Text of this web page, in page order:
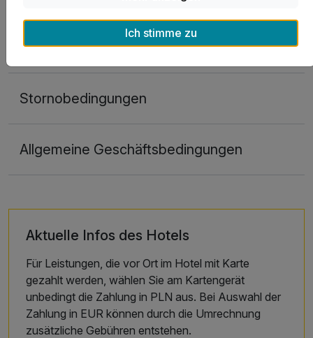
Kinderpreise
Stornobedingungen
Allgemeine Geschäftsbedingungen
Aktuelle Infos des Hotels
Für Leistungen, die vor Ort im Hotel mit Karte
gezahlt werden, wählen Sie am Kartengerät
unbedingt die Zahlung in PLN aus. Bei Auswahl der
Zahlung in EUR können durch die Umrechnung
zusätzliche Gebühren entstehen.
Ich stimme zu